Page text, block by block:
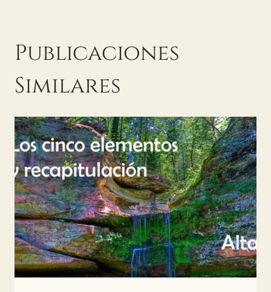
Publicaciones
Similares